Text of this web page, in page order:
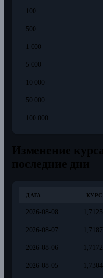
100
500
1 000
5 000
10 000
50 000
100 000
ДАТА КУРС
2026-08-08 1,7125
2026-08-07 1,7187
2026-08-06 1,7172
2026-08-05 1,7304